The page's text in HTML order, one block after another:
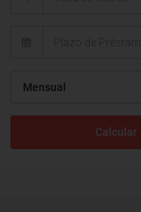
Mensual
Calcular